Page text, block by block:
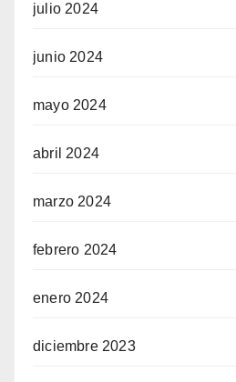
julio 2024
junio 2024
mayo 2024
abril 2024
marzo 2024
febrero 2024
enero 2024
diciembre 2023